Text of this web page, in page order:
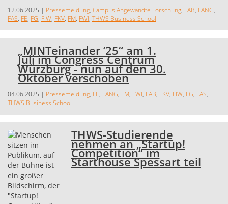
12.06.2025 | Pressemeldung, Campus Angewandte Forschung, FAB, FANG,
FAS, FE, FG, FIW, FKV, FM, FWI, THWS Business School
„MINTeinander ’25“ am 1.
Juli im Congress Centrum
Würzburg - nun auf den 30.
Oktober verschoben
04.06.2025 | Pressemeldung, FE, FANG, FM, FWI, FAB, FKV, FIW, FG, FAS,
THWS Business School
THWS-Studierende
nehmen an „Startup!
Competition“ im
Starthouse Spessart teil